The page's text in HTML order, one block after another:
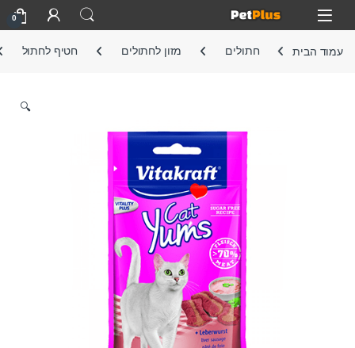
Skip to navigation
Skip to content
Open
0
עמוד הבית חתולים מזון לחתולים חטיף לחתול
🔍